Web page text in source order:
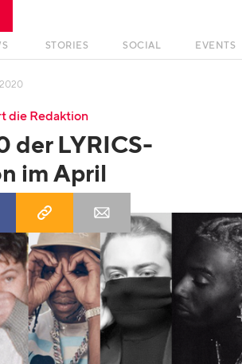
STORIES SOCIAL EVENTS
2020
die Redaktion
der LYRICS-
im April